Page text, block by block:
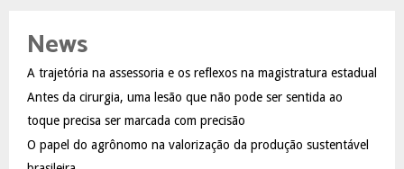
h
o
r
:
A
C
News
A trajetória na assessoria e os reflexos na magistratura estadual
Antes da cirurgia, uma lesão que não pode ser sentida ao
toque precisa ser marcada com precisão
O papel do agrônomo na valorização da produção sustentável